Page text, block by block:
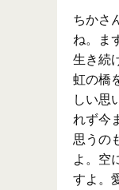
ちかさ
ね。ま
生き続
虹の橋
しい思
れず今
思うの
よ。空
すよ。